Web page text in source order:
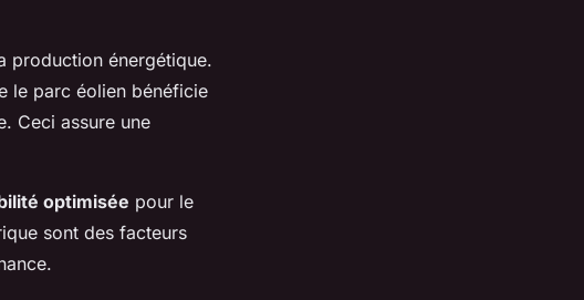
production énergétique.
le parc éolien bénéficie
Ceci assure une
optimisée pour le
sont des facteurs